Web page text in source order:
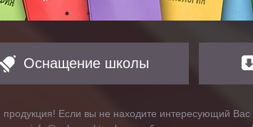
Оснащение школы
Если вы не находите интересующий